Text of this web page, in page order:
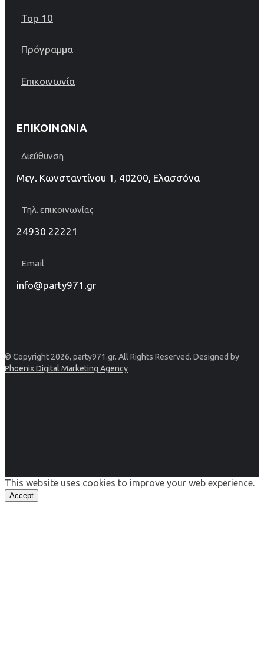
Top 10
Πρόγραμμα
Επικοινωνία
ΕΠΙΚΟΙΝΩΝΊΑ
Διεύθυνση
Μεγ. Κωνσταντίνου 1, 40200, Ελασσόνα
Τηλ. επικοινωνίας
24930 22221
Email
info@party971.gr
© Copyright 2026, party971.gr. All Rights Reserved. Designed by
Phoenix Digital Marketing Agency
This website uses cookies to improve your web experience.
Accept